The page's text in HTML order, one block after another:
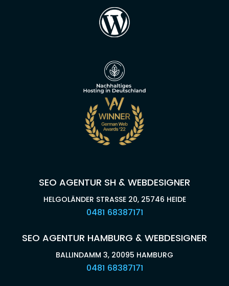
SEO AGENTUR SH & WEBDESIGNER
HELGOLÄNDER STRASSE 20, 25746 HEIDE
0481 68387171
SEO AGENTUR HAMBURG & WEBDESIGNER
BALLINDAMM 3, 20095 HAMBURG
0481 68387171